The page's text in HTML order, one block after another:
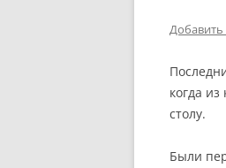
когда
столу.
Были